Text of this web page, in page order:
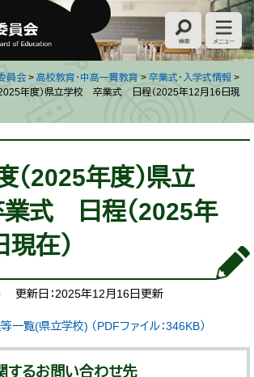
員会 > 高校教育・中高一貫教育 > 卒業式・入学式情報 >
年度）県立学校 卒業式 日程（2025年12月16日現
（2025年度）県立
式 日程（2025年
在）
更新日：2025年12月16日更新
一覧(県立学校) （PDFファイル：346KB）
するお問い合わせ先